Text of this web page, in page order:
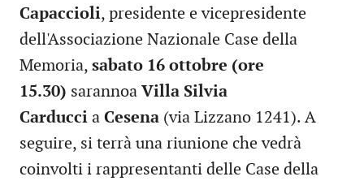
Capaccioli, presidente e vicepresidente
dell'Associazione Nazionale Case della
Memoria, sabato 16 ottobre (ore
15.30) sarannoa Villa Silvia
Carducci a Cesena (via Lizzano 1241). A
seguire, si terrà una riunione che vedrà
coinvolti i rappresentanti delle Case della